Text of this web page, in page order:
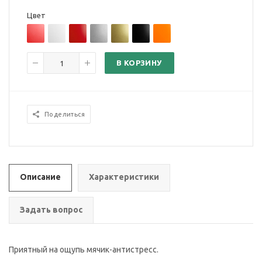
Цвет
В КОРЗИНУ
Поделиться
Описание Характеристики
Задать вопрос
Приятный на ощупь мячик-антистресс.